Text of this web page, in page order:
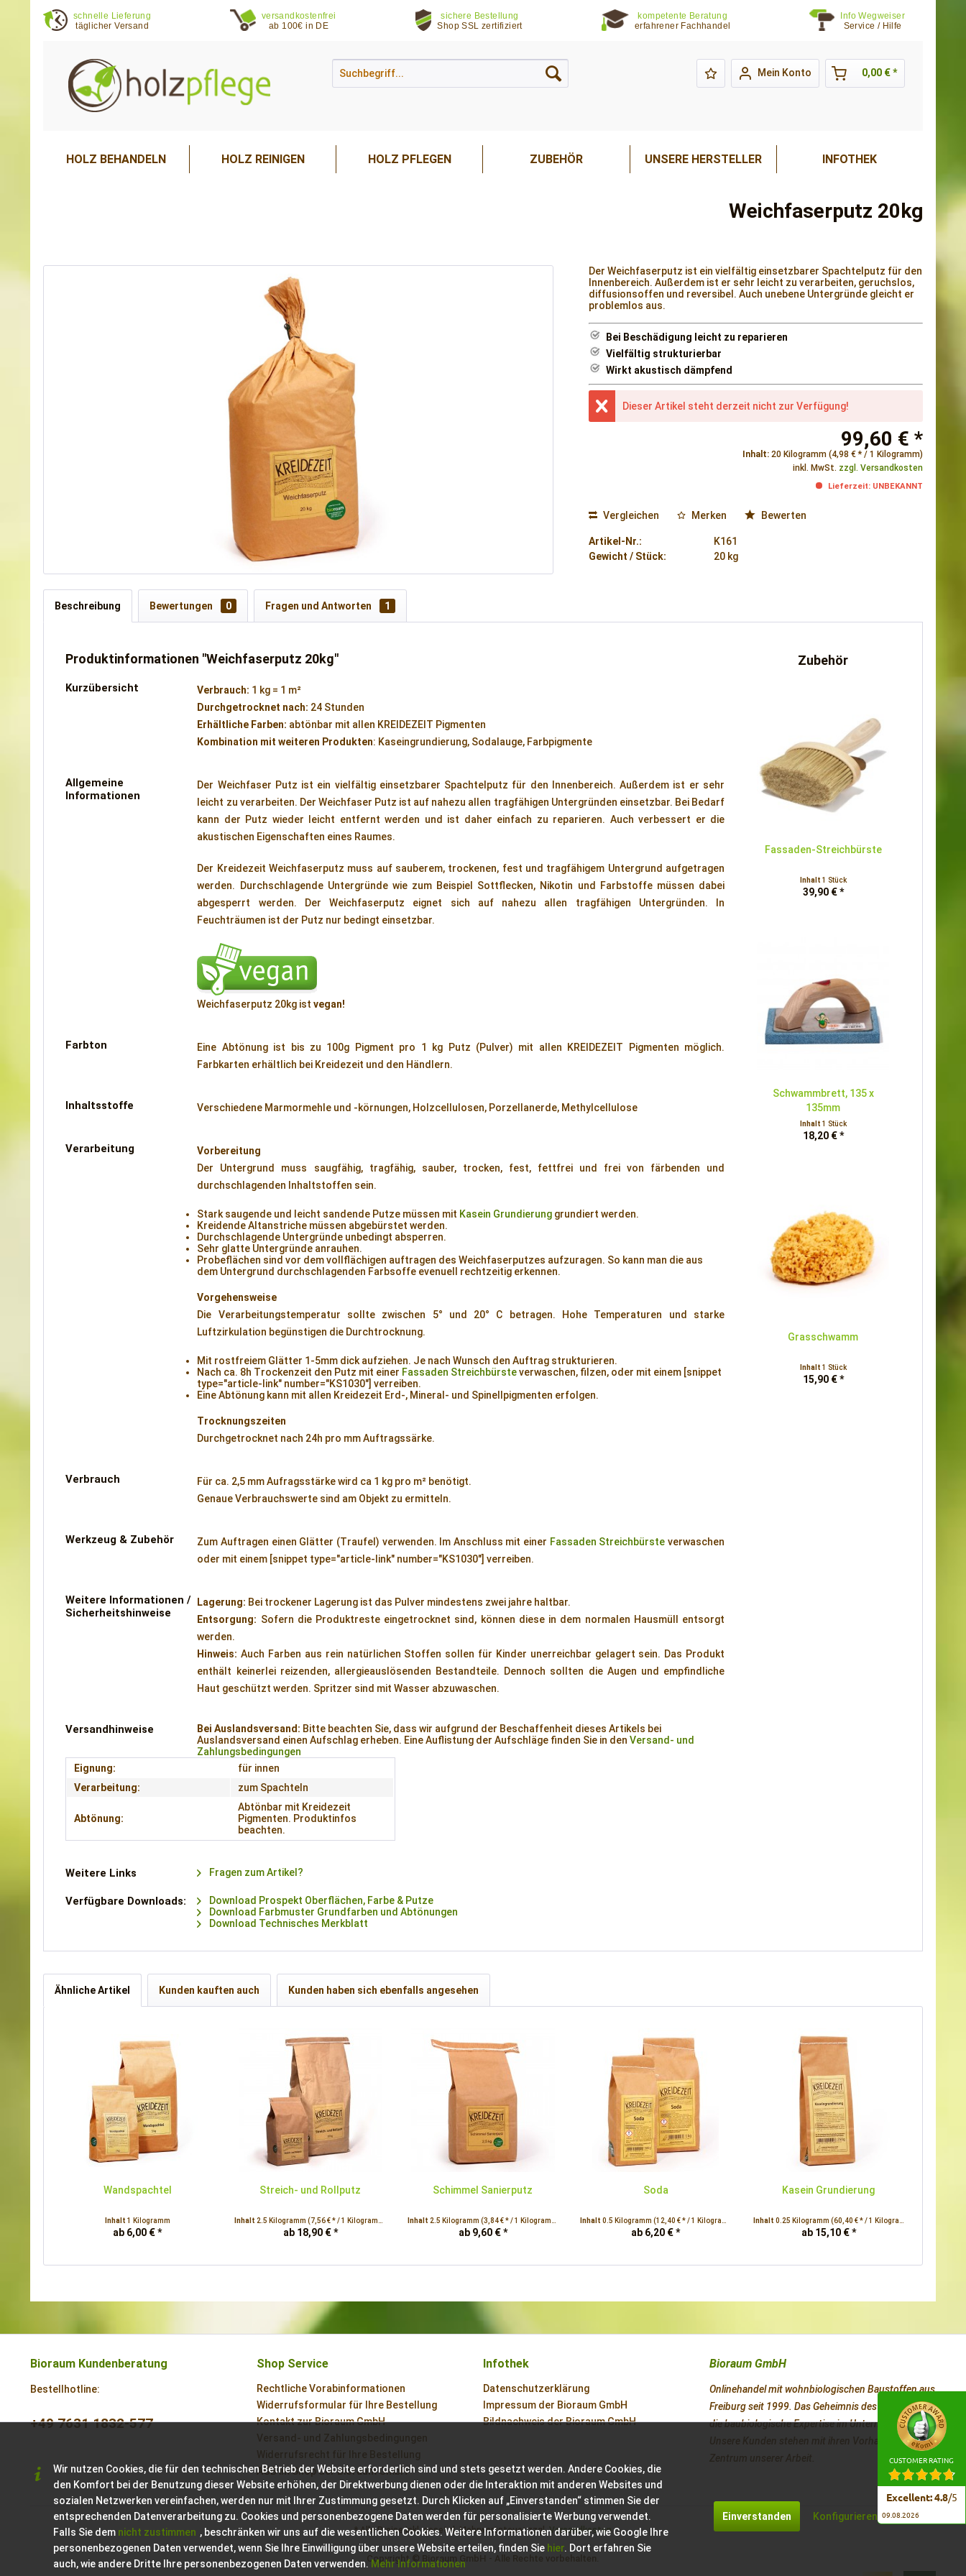
schnelle Lieferung
täglicher Versand
versandkostenfrei
ab 100€ in DE
sichere Bestellung
Shop SSL zertifiziert
kompetente Beratung
erfahrener Fachhandel
Info Wegweiser
Service / Hilfe
Mein Konto 0,00 € *
HOLZ BEHANDELN HOLZ REINIGEN HOLZ PFLEGEN ZUBEHÖR UNSERE HERSTELLER INFOTHEK
Weichfaserputz 20kg
Der Weichfaserputz ist ein vielfältig einsetzbarer Spachtelputz für den
Innenbereich. Außerdem ist er sehr leicht zu verarbeiten, geruchslos,
diffusionsoffen und reversibel. Auch unebene Untergründe gleicht er
problemlos aus.
Bei Beschädigung leicht zu reparieren
Vielfältig strukturierbar
Wirkt akustisch dämpfend
Dieser Artikel steht derzeit nicht zur Verfügung!
99,60 € *
Inhalt: 20 Kilogramm (4,98 € * / 1 Kilogramm)
inkl. MwSt. zzgl. Versandkosten
Lieferzeit: UNBEKANNT
Vergleichen Merken Bewerten
Artikel-Nr.:
K161
Gewicht / Stück:
20 kg
Beschreibung Bewertungen 0 Fragen und Antworten 1
Produktinformationen "Weichfaserputz 20kg"
Kurzübersicht Verbrauch: 1 kg = 1 m²
Durchgetrocknet nach: 24 Stunden
Erhältliche Farben: abtönbar mit allen KREIDEZEIT Pigmenten
Kombination mit weiteren Produkten: Kaseingrundierung, Sodalauge, Farbpigmente
Allgemeine
Informationen
Der Weichfaser Putz ist ein vielfältig einsetzbarer Spachtelputz für den Innenbereich. Außerdem ist er sehr
leicht zu verarbeiten. Der Weichfaser Putz ist auf nahezu allen tragfähigen Untergründen einsetzbar. Bei Bedarf
kann der Putz wieder leicht entfernt werden und ist daher einfach zu reparieren. Auch verbessert er die
akustischen Eigenschaften eines Raumes.
Der Kreidezeit Weichfaserputz muss auf sauberem, trockenen, fest und tragfähigem Untergrund aufgetragen
werden. Durchschlagende Untergründe wie zum Beispiel Sottflecken, Nikotin und Farbstoffe müssen dabei
abgesperrt werden. Der Weichfaserputz eignet sich auf nahezu allen tragfähigen Untergründen. In
Feuchträumen ist der Putz nur bedingt einsetzbar.
Weichfaserputz 20kg istvegan!
Farbton
Eine Abtönung ist bis zu 100g Pigment pro 1 kg Putz (Pulver) mit allen KREIDEZEIT Pigmenten möglich.
Farbkarten erhältlich bei Kreidezeit und den Händlern.
Inhaltsstoffe Verschiedene Marmormehle und -körnungen, Holzcellulosen, Porzellanerde, Methylcellulose
Verarbeitung
Vorbereitung
Der Untergrund muss saugfähig, tragfähig, sauber, trocken, fest, fettfrei und frei von färbenden und
durchschlagenden Inhaltstoffen sein.
Stark saugende und leicht sandende Putze müssen mit Kasein Grundierung grundiert werden.
Kreidende Altanstriche müssen abgebürstet werden.
Durchschlagende Untergründe unbedingt absperren.
Sehr glatte Untergründe anrauhen.
Probeflächen sind vor dem vollflächigen auftragen des Weichfaserputzes aufzuragen. So kann man die aus
dem Untergrund durchschlagenden Farbsoffe evenuell rechtzeitig erkennen.
Vorgehensweise
Die Verarbeitungstemperatur sollte zwischen 5° und 20° C betragen. Hohe Temperaturen und starke
Luftzirkulation begünstigen die Durchtrocknung.
Mit rostfreiem Glätter 1-5mm dick aufziehen. Je nach Wunsch den Auftrag strukturieren.
Nach ca. 8h Trockenzeit den Putz mit einer Fassaden Streichbürsteverwaschen, filzen, oder mit einem [snippet
type="article-link" number="KS1030"] verreiben.
Eine Abtönung kann mit allen Kreidezeit Erd-, Mineral- und Spinellpigmenten erfolgen.
Trocknungszeiten
Durchgetrocknet nach 24h pro mm Auftragssärke.
Verbrauch
Für ca. 2,5 mm Aufragsstärke wird ca 1 kg pro m² benötigt.
Genaue Verbrauchswerte sind am Objekt zu ermitteln.
Werkzeug & Zubehör Zum Auftragen einen Glätter (Traufel) verwenden. Im Anschluss mit einer Fassaden Streichbürste verwaschen
oder mit einem [snippet type="article-link" number="KS1030"] verreiben.
Weitere Informationen /
Sicherheitshinweise
Lagerung: Bei trockener Lagerung ist das Pulver mindestens zwei jahre haltbar.
Entsorgung: Sofern die Produktreste eingetrocknet sind, können diese in dem normalen Hausmüll entsorgt
werden.
Hinweis: Auch Farben aus rein natürlichen Stoffen sollen für Kinder unerreichbar gelagert sein. Das Produkt
enthält keinerlei reizenden, allergieauslösenden Bestandteile. Dennoch sollten die Augen und empfindliche
Haut geschützt werden. Spritzer sind mit Wasser abzuwaschen.
Versandhinweise Bei Auslandsversand: Bitte beachten Sie, dass wir aufgrund der Beschaffenheit dieses Artikels bei
Auslandsversand einen Aufschlag erheben. Eine Auflistung der Aufschläge finden Sie in denVersand- und
Zahlungsbedingungen
Eignung:
für innen
Verarbeitung:
zum Spachteln
Abtönung:
Abtönbar mit Kreidezeit
Pigmenten. Produktinfos
beachten.
Weitere Links Fragen zum Artikel?
Verfügbare Downloads:
Download Prospekt Oberflächen, Farbe & Putze
Download Farbmuster Grundfarben und Abtönungen
Download Technisches Merkblatt
Zubehör
Fassaden-Streichbürste
Inhalt 1 Stück
39,90 € *
Schwammbrett, 135 x
135mm
Inhalt 1 Stück
18,20 € *
Grasschwamm
Inhalt 1 Stück
15,90 € *
Ähnliche Artikel Kunden kauften auch Kunden haben sich ebenfalls angesehen
Wandspachtel
Inhalt 1 Kilogramm
ab 6,00 € *
Streich- und Rollputz
Inhalt 2.5 Kilogramm(7,56 € * / 1 Kilogramm)
ab 18,90 € *
Schimmel Sanierputz
Inhalt 2.5 Kilogramm (3,84 € * / 1 Kilogramm)
ab 9,60 € *
Soda
Inhalt0.5 Kilogramm(12,40 € * / 1 Kilogramm)
ab 6,20 € *
Kasein Grundierung
Inhalt 0.25 Kilogramm (60,40 € * / 1 Kilogramm)
ab 15,10 € *
Bioraum Kundenberatung
Bestellhotline:
+49 7631 1832-577
Shop Service
Rechtliche Vorabinformationen
Widerrufsformular für Ihre Bestellung
Kontakt zur Bioraum GmbH
Versand- und Zahlungsbedingungen
Widerrufsrecht für Ihre Bestellung
AGB im Shop der Bioraum GmbH
Infothek
Datenschutzerklärung
Impressum der Bioraum GmbH
Bildnachweis der Bioraum GmbH
Bioraum GmbH
Onlinehandel mit wohnbiologischen Baustoffen aus
Freiburg seit 1999. Das Geheimnis des Erfolges ist
die baubiologische Expertise im Unternehmen.
Unsere Kunden stehen mit ihren Vorhaben im
Zentrum unserer Arbeit.
* Alle Preise inkl. gesetzl. Mehrwertsteuer zzgl.Versandkosten
Copyright © Bioraum GmbH - Alle Rechte vorbehalten.
Wir nutzen Cookies, die für den technischen Betrieb der Website erforderlich sind und stets gesetzt werden. Andere Cookies, die
den Komfort bei der Benutzung dieser Website erhöhen, der Direktwerbung dienen oder die Interaktion mit anderen Websites und
sozialen Netzwerken vereinfachen, werden nur mit Ihrer Zustimmung gesetzt. Durch Klicken auf „Einverstanden“ stimmen Sie der
entsprechenden Datenverarbeitung zu. Cookies und personenbezogene Daten werden für personalisierte Werbung verwendet.
Falls Sie dem nicht zustimmen , beschränken wir uns auf die wesentlichen Cookies. Weitere Informationen darüber, wie Google Ihre
personenbezogenen Daten verwendet, wenn Sie Ihre Einwilligung über unsere Website erteilen, finden Sie hier. Dort erfahren Sie
auch, wie andere Dritte Ihre personenbezogenen Daten verwenden.Mehr Informationen
Einverstanden Konfigurieren
CUSTOMER RATING
Excellent: 4.8/5
09.08.2026